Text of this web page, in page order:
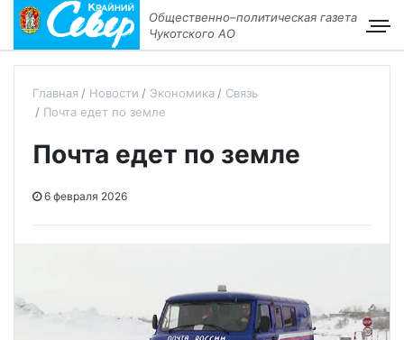
Общественно–политическая газета
Чукотского АО
Главная Новости Экономика
Связь
Почта едет по земле
Почта едет по земле
6 февраля 2026